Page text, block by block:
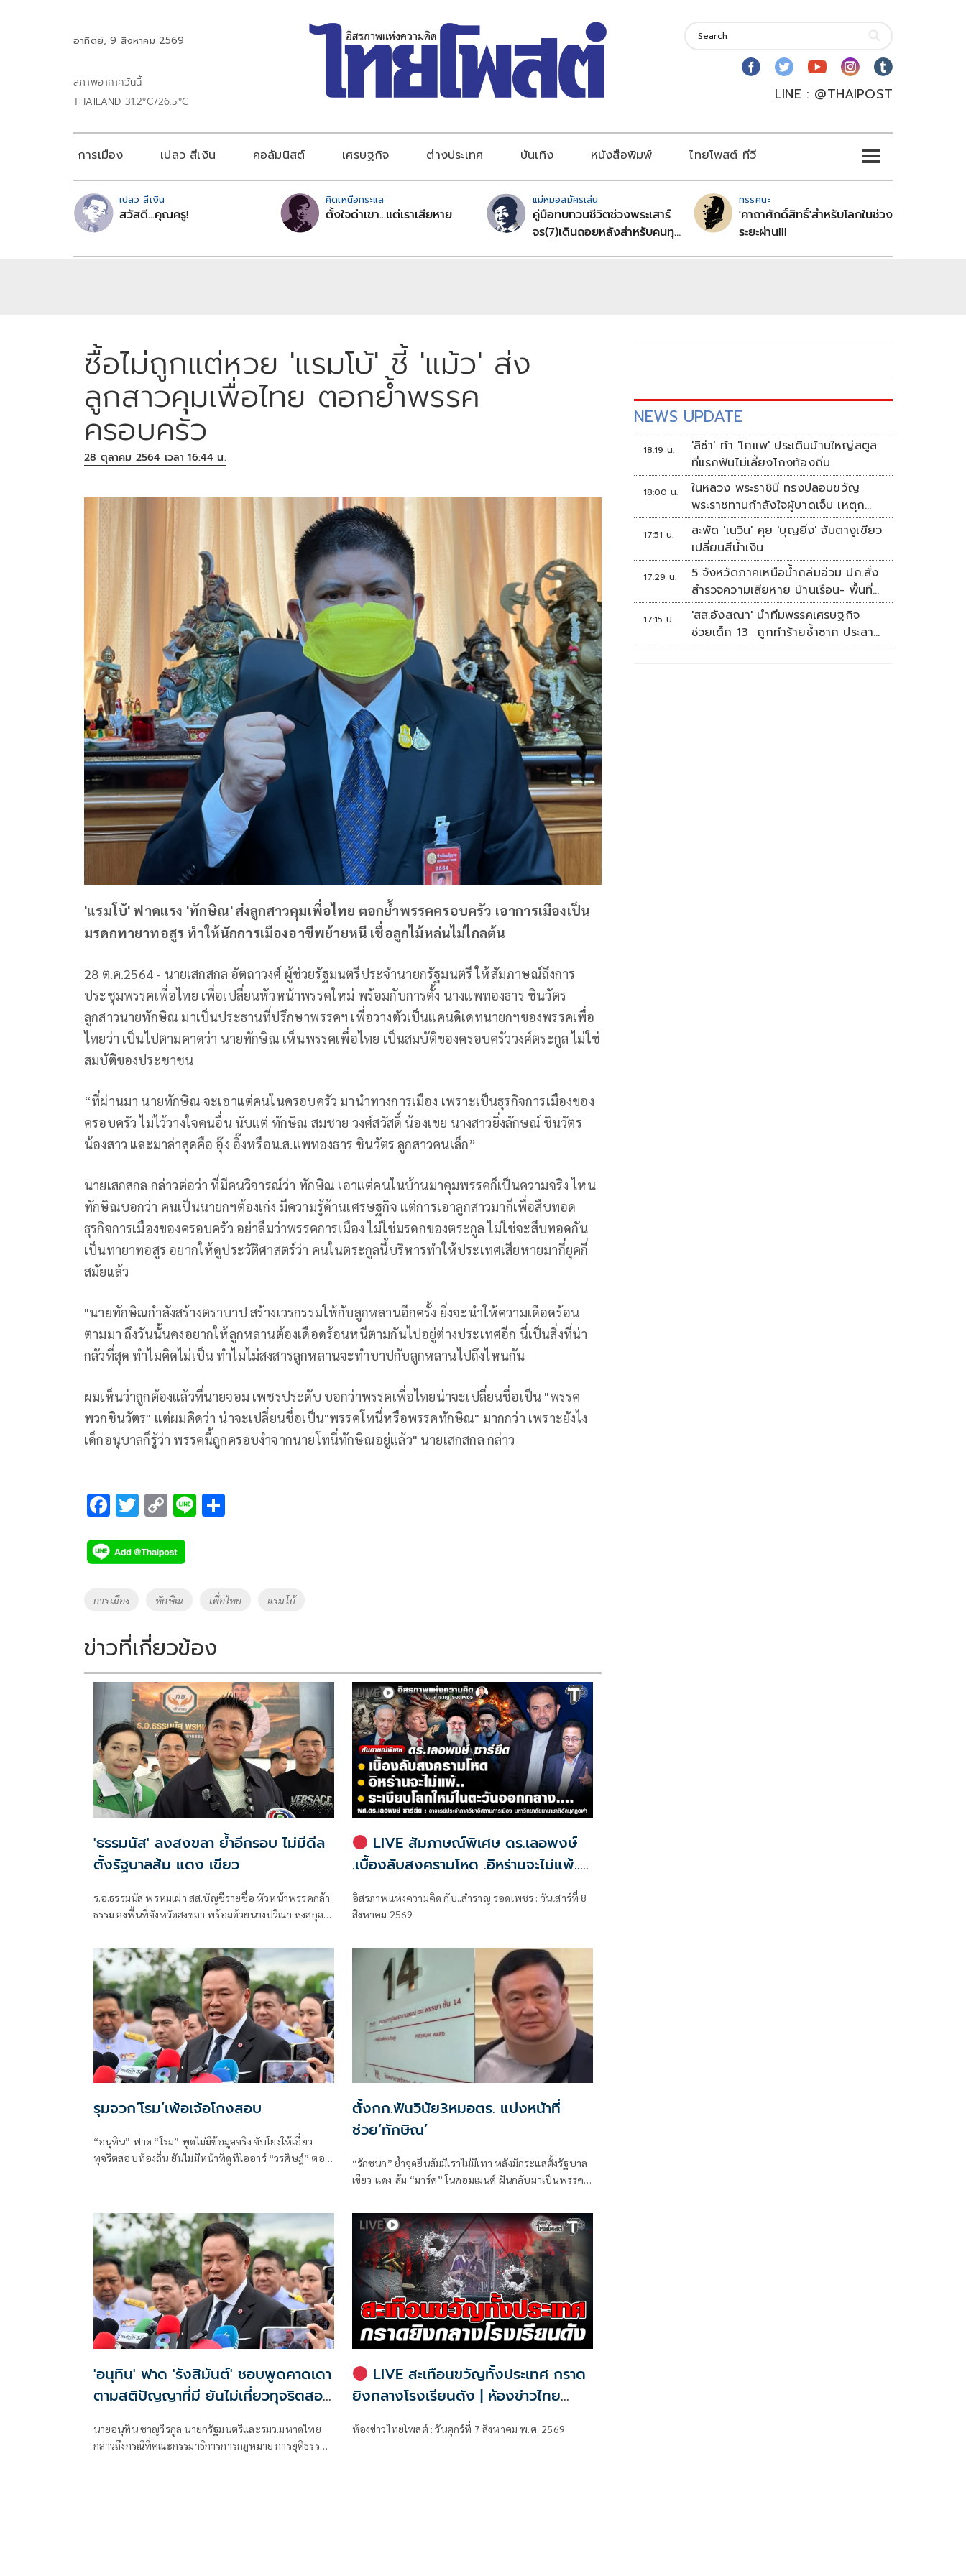
อาทิตย์, 9 สิงหาคม 2569
สภาพอากาศวันนี้
THAILAND 31.2°C/26.5°C
LINE : @THAIPOST
การเมือง เปลว สีเงิน คอลัมนิสต์ เศรษฐกิจ ต่างประเทศ บันเทิง หนังสือพิมพ์ ไทยโพสต์ ทีวี
เปลว สีเงิน
สวัสดี...คุณครู!
คิดเหนือกระแส
ตั้งใจด่าเขา...แต่เราเสียหาย
แม่หมอสมัครเล่น
คู่มือทบทวนชีวิตช่วงพระเสาร์
จร(7)เดินถอยหลังสำหรับคนทุก
ทรรศนะ
'คาถาศักดิ์สิทธิ์'สำหรับโลกในช่วง
ระยะผ่าน!!!
ซื้อไม่ถูกแต่หวย 'แรมโบ้' ชี้ 'แม้ว' ส่ง
ลูกสาวคุมเพื่อไทย ตอกย้ำพรรค
ครอบครัว
28 ตุลาคม 2564 เวลา 16:44 น.
'แรมโบ้' ฟาดแรง 'ทักษิณ' ส่งลูกสาวคุมเพื่อไทย ตอกย้ำพรรคครอบครัว เอาการเมืองเป็น
มรดกทายาทอสูร ทำให้นักการเมืองอาชีพย้ายหนี เชื่อลูกไม้หล่นไม่ไกลต้น
28 ต.ค.2564 - นายเสกสกล อัตถาวงศ์ ผู้ช่วยรัฐมนตรีประจำนายกรัฐมนตรี ให้สัมภาษณ์ถึงการ
ประชุมพรรคเพื่อไทย เพื่อเปลี่ยนหัวหน้าพรรคใหม่ พร้อมกับการตั้ง นางแพทองธาร ชินวัตร
ลูกสาวนายทักษิณ มาเป็นประธานที่ปรึกษาพรรคฯ เพื่อวางตัวเป็นแคนดิเดทนายกฯของพรรคเพื่อ
ไทยว่า เป็นไปตามคาดว่า นายทักษิณ เห็นพรรคเพื่อไทย เป็นสมบัติของครอบครัววงศ์ตระกูล ไม่ใช่
สมบัติของประชาชน
“ที่ผ่านมา นายทักษิณ จะเอาแต่คนในครอบครัว มานำทางการเมือง เพราะเป็นธุรกิจการเมืองของ
ครอบครัว ไม่ไว้วางใจคนอื่น นับแต่ ทักษิณ สมชาย วงศ์สวัสดิ์ น้องเขย นางสาวยิ่งลักษณ์ ชินวัตร
น้องสาว และมาล่าสุดคือ อุ๊ง อิ๊งหรือน.ส.แพทองธาร ชินวัตร ลูกสาวคนเล็ก”
นายเสกสกล กล่าวต่อว่า ที่มีคนวิจารณ์ว่า ทักษิณ เอาแต่คนในบ้านมาคุมพรรคก็เป็นความจริง ไหน
ทักษิณบอกว่า คนเป็นนายกฯต้องเก่ง มีความรู้ด้านเศรษฐกิจ แต่การเอาลูกสาวมาก็เพื่อสืบทอด
ธุรกิจการเมืองของครอบครัว อย่าลืมว่าพรรคการเมือง ไม่ใช่มรดกของตระกูล ไม่ใช่จะสืบทอดกัน
เป็นทายาทอสูร อยากให้ดูประวัติศาสตร์ว่า คนในตระกูลนี้บริหารทำให้ประเทศเสียหายมากี่ยุคกี่
สมัยแล้ว
"นายทักษิณกำลังสร้างตราบาป สร้างเวรกรรมให้กับลูกหลานอีกครั้ง ยิ่งจะนำให้ความเดือดร้อน
ตามมา ถึงวันนั้นคงอยากให้ลูกหลานต้องเดือดร้อนหนีตามกันไปอยู่ต่างประเทศอีก นี่เป็นสิ่งที่น่า
กลัวที่สุด ทำไมคิดไม่เป็น ทำไมไม่สงสารลูกหลานจะทำบาปกับลูกหลานไปถึงไหนกัน
ผมเห็นว่าถูกต้องแล้วที่นายจอม เพชรประดับ บอกว่าพรรคเพื่อไทยน่าจะเปลี่ยนชื่อเป็น "พรรค
พวกชินวัตร" แต่ผมคิดว่า น่าจะเปลี่ยนชื่อเป็น"พรรคโทนี่หรือพรรคทักษิณ" มากกว่า เพราะยังไง
เด็กอนุบาลก็รู้ว่า พรรคนี้ถูกครอบงำจากนายโทนี่ทักษิณอยู่แล้ว" นายเสกสกล กล่าว
F
e
b
o
k
T
tt
er
C
p
y
Li
k
Li
Tags
การเมือง ทักษิณ เพื่อไทย แรมโบ้
ข่าวที่เกี่ยวข้อง
'ธรรมนัส' ลงสงขลา ย้ำอีกรอบ ไม่มีดีล
ตั้งรัฐบาลส้ม แดง เขียว
ร.อ.ธรรมนัส พรหมเผ่า สส.บัญชีรายชื่อ หัวหน้าพรรคกล้า
ธรรม ลงพื้นที่จังหวัดสงขลา พร้อมด้วยนางปวีณา หงสกุล
และสมาชิกพรรค ณ ที่ทำการนายเดชอิศม์ โดยมีการ
ประชุมหารือแนวทางการทำงานและขับเคลื่อนนโยบายใน
พื้นที่ ก่อนเดินทางต่อไปยังจังหวัดพัทลุง
LIVE สัมภาษณ์พิเศษ ดร.เลอพงษ์
.เบื้องลับสงครามโหด .อิหร่านจะไม่แพ้..
อิสรภาพแห่งความคิด กับ..สำราญ รอด
อิสรภาพแห่งความคิด กับ..สำราญ รอดเพชร : วันเสาร์ที่ 8
สิงหาคม 2569
รุมจวก‘โรม’เพ้อเจ้อโกงสอบ
“อนุทิน” ฟาด “โรม” พูดไม่มีข้อมูลจริง จับโยงให้เอี่ยว
ทุจริตสอบท้องถิ่น ยันไม่มีหน้าที่ดูทีโออาร์ “วรศิษฎ์” ตอก
ตั้งกก.ฟันวินัย3หมอตร. แบ่งหน้าที่
ช่วย‘ทักษิณ’
“รักชนก” ย้ำจุดยืนส้มมีเราไม่มีเทา หลังมีกระแสตั้งรัฐบาล
เขียว-แดง-ส้ม “มาร์ค” โนคอมเมนต์ ฝันกลับมาเป็นพรรค
'อนุทิน' ฟาด 'รังสิมันต์' ชอบพูดคาดเดา
ตามสติปัญญาที่มี ยันไม่เกี่ยวทุจริตสอบ
นายอนุทิน ชาญวีรกูล นายกรัฐมนตรีและรมว.มหาดไทย
กล่าวถึงกรณีที่คณะกรรมาธิการการกฎหมาย การยุติธรรม
LIVE สะเทือนขวัญทั้งประเทศ กราด
ยิงกลางโรงเรียนดัง | ห้องข่าวไทย
ห้องข่าวไทยโพสต์ : วันศุกร์ที่ 7 สิงหาคม พ.ศ. 2569
NEWS UPDATE
18:19 น.
'ลิซ่า' ท้า 'โกแพ' ประเดิมบ้านใหญ่สตูล
ที่แรกฟันไม่เลี้ยงโกงท้องถิ่น
18:00 น.
ในหลวง พระราชินี ทรงปลอบขวัญ
พระราชทานกำลังใจผู้บาดเจ็บ เหตุก
ราดยิง รร.เทพศิรินทร์นนทบุรี
17:51 น.
สะพัด 'เนวิน' คุย 'บุญยิ่ง' จับตางูเขียว
เปลี่ยนสีน้ำเงิน
17:29 น.
5 จังหวัดภาคเหนือน้ำถล่มอ่วม ปภ.สั่ง
สำรวจความเสียหาย บ้านเรือน- พื้นที่
เกษตร
17:15 น.
'สส.อังสณา' นำทีมพรรคเศรษฐกิจ
ช่วยเด็ก 13 ถูกทำร้ายซ้ำซาก ประสา
นพม.เข้าคุ้มครอง